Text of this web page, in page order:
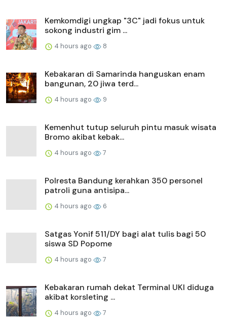
Kemkomdigi ungkap "3C" jadi fokus untuk
sokong industri gim ...
4 hours ago 8
Kebakaran di Samarinda hanguskan enam
bangunan, 20 jiwa terd...
4 hours ago 9
Kemenhut tutup seluruh pintu masuk wisata
Bromo akibat kebak...
4 hours ago 7
Polresta Bandung kerahkan 350 personel
patroli guna antisipa...
4 hours ago 6
Satgas Yonif 511/DY bagi alat tulis bagi 50
siswa SD Popome
4 hours ago 7
Kebakaran rumah dekat Terminal UKI diduga
akibat korsleting ...
4 hours ago 7